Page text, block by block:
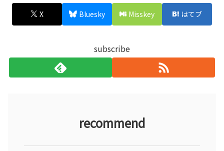
X Bluesky Misskey はてブ
subscribe
recommend